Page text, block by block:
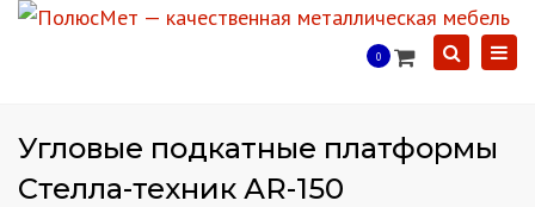
0 Search
Угловые подкатные платформы
Стелла-техник АR-150